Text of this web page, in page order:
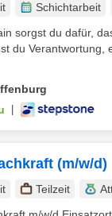
Schichtarbeit
sorgst du dafür,
du Verantwortung,
(m/w/d)
Teilzeit